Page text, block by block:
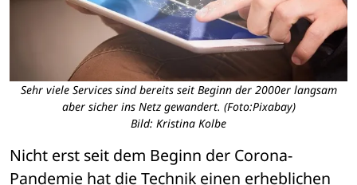
Sehr viele Services sind bereits seit Beginn der 2000er langsam
aber sicher ins Netz gewandert. (Foto:Pixabay)
Bild: Kristina Kolbe
Nicht erst seit dem Beginn der Corona-
Pandemie hat die Technik einen erheblichen